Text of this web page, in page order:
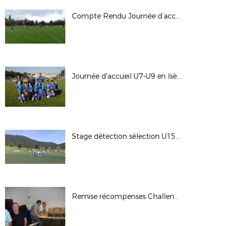
Compte Rendu Journée d’accueil Féminine U11F/U13F Estrablin
Journée d'accueil U7-U9 en Isère
Stage détection sélection U15 garçons des 29 et 30 aout 2017
Remise récompenses Challenge Claude Montpied